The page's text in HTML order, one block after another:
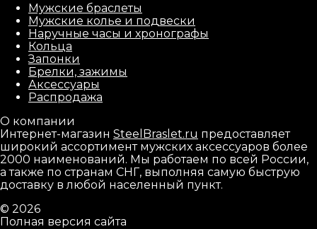
Мужские браслеты
Мужские колье и подвески
Наручные часы и хронографы
Кольца
Запонки
Брелки, зажимы
Аксессуары
Распродажа
О компании
Интернет-магазин SteelBraslet.ru предоставляет
широкий ассортимент мужских аксессуаров более
2000 наименований. Мы работаем по всей России,
а также по странам СНГ, выполняя самую быструю
доставку в любой населенный пункт.
© 2026
Полная версия сайта